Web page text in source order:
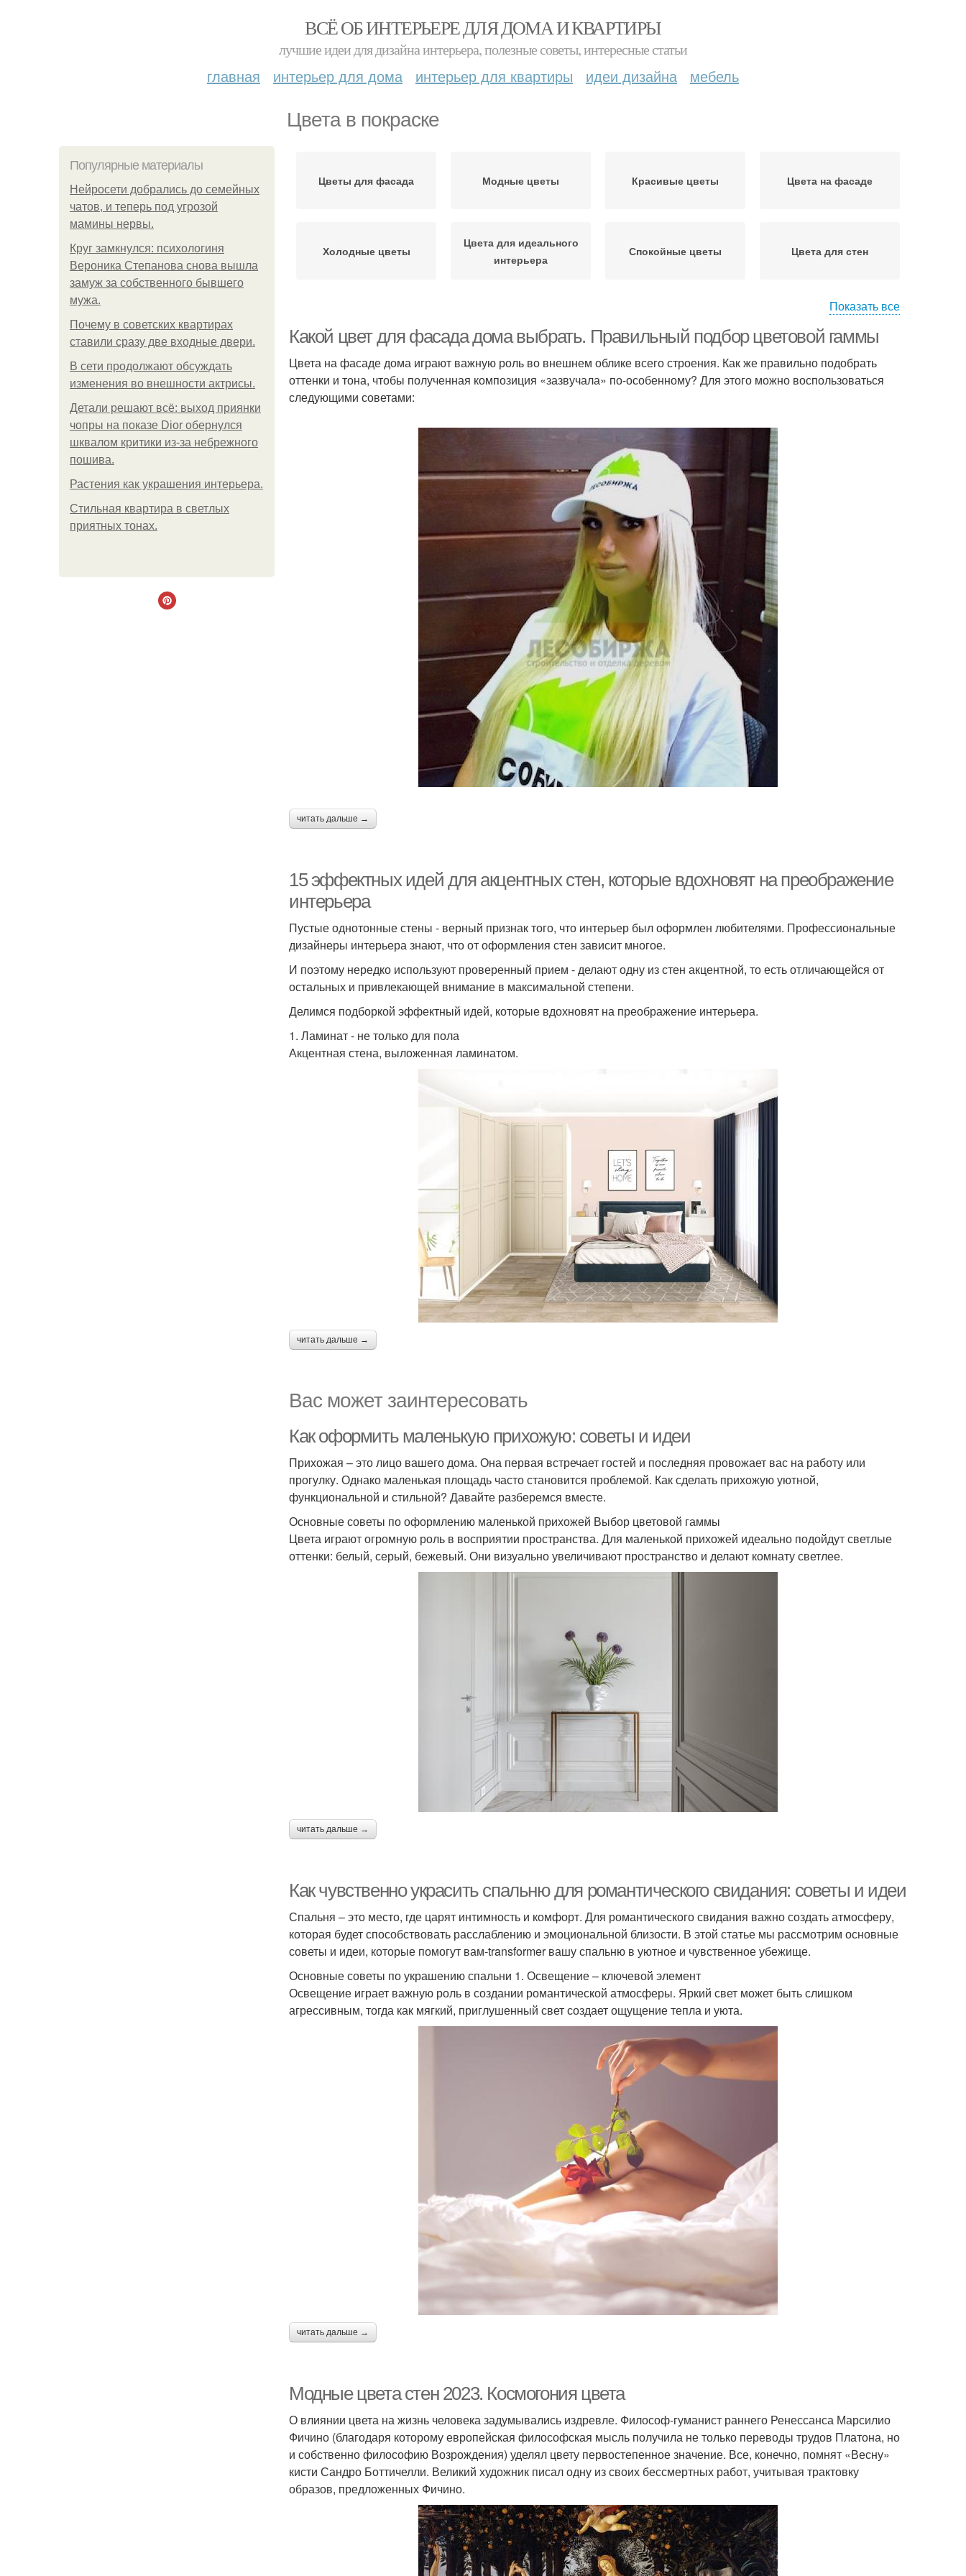
ВСЁ ОБ ИНТЕРЬЕРЕ ДЛЯ ДОМА И КВАРТИРЫ
лучшие идеи для дизайна интерьера, полезные советы, интересные статьи
главная интерьер для дома интерьер для квартиры идеи дизайна мебель
Цвета в покраске
Популярные материалы
Нейросети добрались до семейных
чатов, и теперь под угрозой
мамины нервы.
Круг замкнулся: психологиня
Вероника Степанова снова вышла
замуж за собственного бывшего
мужа.
Почему в советских квартирах
ставили сразу две входные двери.
В сети продолжают обсуждать
изменения во внешности актрисы.
Детали решают всё: выход приянки
чопры на показе Dior обернулся
шквалом критики из-за небрежного
пошива.
Растения как украшения интерьера.
Стильная квартира в светлых
приятных тонах.
Цветы для фасада Модные цветы Красивые цветы Цвета на фасаде
Холодные цветы
Цвета для идеального
интерьера
Спокойные цветы Цвета для стен
покраска
Показать все
Какой цвет для фасада дома выбрать. Правильный подбор цветовой гаммы
Цвета на фасаде дома играют важную роль во внешнем облике всего строения. Как же правильно подобрать
оттенки и тона, чтобы полученная композиция «зазвучала» по-особенному? Для этого можно воспользоваться
следующими советами:
читать дальше →
15 эффектных идей для акцентных стен, которые вдохновят на преображение
интерьера
Пустые однотонные стены - верный признак того, что интерьер был оформлен любителями. Профессиональные
дизайнеры интерьера знают, что от оформления стен зависит многое.
И поэтому нередко используют проверенный прием - делают одну из стен акцентной, то есть отличающейся от
остальных и привлекающей внимание в максимальной степени.
Делимся подборкой эффектный идей, которые вдохновят на преображение интерьера.
1. Ламинат - не только для пола
Акцентная стена, выложенная ламинатом.
читать дальше →
Вас может заинтересовать
Как оформить маленькую прихожую: советы и идеи
Прихожая – это лицо вашего дома. Она первая встречает гостей и последняя провожает вас на работу или
прогулку. Однако маленькая площадь часто становится проблемой. Как сделать прихожую уютной,
функциональной и стильной? Давайте разберемся вместе.
Основные советы по оформлению маленькой прихожей Выбор цветовой гаммы
Цвета играют огромную роль в восприятии пространства. Для маленькой прихожей идеально подойдут светлые
оттенки: белый, серый, бежевый. Они визуально увеличивают пространство и делают комнату светлее.
читать дальше →
Как чувственно украсить спальню для романтического свидания: советы и идеи
Спальня – это место, где царят интимность и комфорт. Для романтического свидания важно создать атмосферу,
которая будет способствовать расслаблению и эмоциональной близости. В этой статье мы рассмотрим основные
советы и идеи, которые помогут вам-transformer вашу спальню в уютное и чувственное убежище.
Основные советы по украшению спальни 1. Освещение – ключевой элемент
Освещение играет важную роль в создании романтической атмосферы. Яркий свет может быть слишком
агрессивным, тогда как мягкий, приглушенный свет создает ощущение тепла и уюта.
читать дальше →
Модные цвета стен 2023. Космогония цвета
О влиянии цвета на жизнь человека задумывались издревле. Философ-гуманист раннего Ренессанса Марсилио
Фичино (благодаря которому европейская философская мысль получила не только переводы трудов Платона, но
и собственно философию Возрождения) уделял цвету первостепенное значение. Все, конечно, помнят «Весну»
кисти Сандро Боттичелли. Великий художник писал одну из своих бессмертных работ, учитывая трактовку
образов, предложенных Фичино.